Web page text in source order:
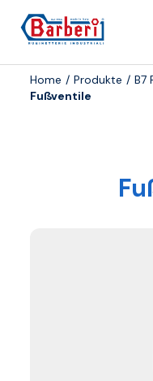
Home Produkte
B7
Fußventile